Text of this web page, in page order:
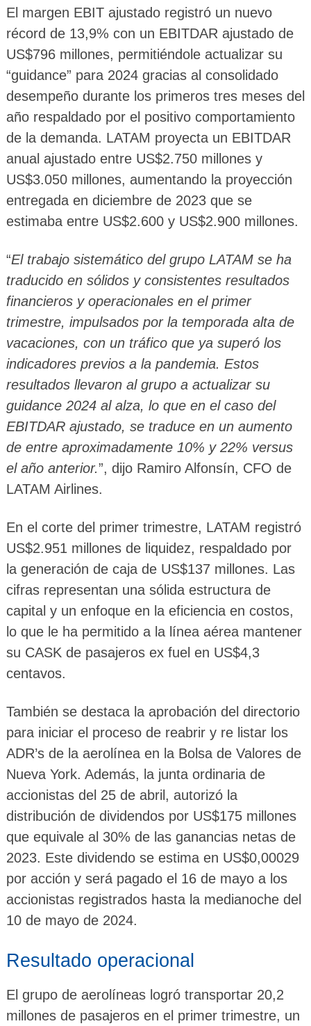
El margen EBIT ajustado registró un nuevo
récord de 13,9% con un EBITDAR ajustado de
US$796 millones, permitiéndole actualizar su
“guidance” para 2024 gracias al consolidado
desempeño durante los primeros tres meses del
año respaldado por el positivo comportamiento
de la demanda. LATAM proyecta un EBITDAR
anual ajustado entre US$2.750 millones y
US$3.050 millones, aumentando la proyección
entregada en diciembre de 2023 que se
estimaba entre US$2.600 y US$2.900 millones.
“El trabajo sistemático del grupo LATAM se ha
traducido en sólidos y consistentes resultados
financieros y operacionales en el primer
trimestre, impulsados por la temporada alta de
vacaciones, con un tráfico que ya superó los
indicadores previos a la pandemia. Estos
resultados llevaron al grupo a actualizar su
guidance 2024 al alza, lo que en el caso del
EBITDAR ajustado, se traduce en un aumento
de entre aproximadamente 10% y 22% versus
el año anterior.”, dijo Ramiro Alfonsín, CFO de
LATAM Airlines.
En el corte del primer trimestre, LATAM registró
US$2.951 millones de liquidez, respaldado por
la generación de caja de US$137 millones. Las
cifras representan una sólida estructura de
capital y un enfoque en la eficiencia en costos,
lo que le ha permitido a la línea aérea mantener
su CASK de pasajeros ex fuel en US$4,3
centavos.
También se destaca la aprobación del directorio
para iniciar el proceso de reabrir y re listar los
ADR’s de la aerolínea en la Bolsa de Valores de
Nueva York. Además, la junta ordinaria de
accionistas del 25 de abril, autorizó la
distribución de dividendos por US$175 millones
que equivale al 30% de las ganancias netas de
2023. Este dividendo se estima en US$0,00029
por acción y será pagado el 16 de mayo a los
accionistas registrados hasta la medianoche del
10 de mayo de 2024.
Resultado operacional
El grupo de aerolíneas logró transportar 20,2
millones de pasajeros en el primer trimestre, un